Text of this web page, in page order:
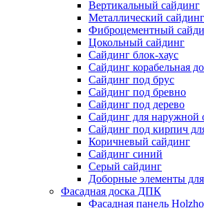
Вертикальный сайдинг
Металлический сайдинг
Фиброцементный
Цокольный сайдинг
Сайдинг блок-хаус
Сайдинг корабельная
Сайдинг под брус
Сайдинг под бревно
Сайдинг под дерево
Сайдинг для наружной
Сайдинг под кирпич
Коричневый сайдинг
Сайдинг синий
Серый сайдинг
Доборные элементы
Фасадная доска ДПК
Фасадная панель